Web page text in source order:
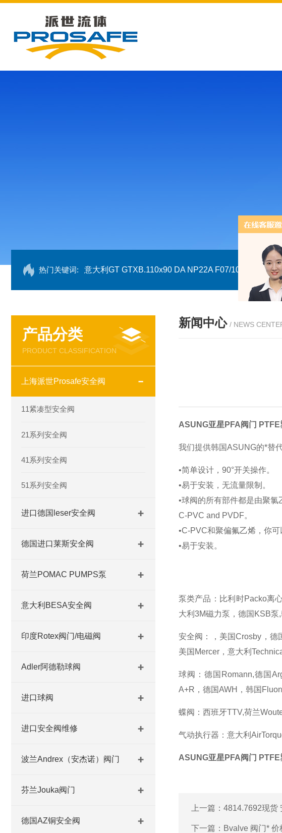
热门关键词: 意大利GT GTXB.110x90 DA NP22A F07/10
产品分类
PRODUCT CLASSIFICATION
上海派世Prosafe安全阀
11紧凑型安全阀
21系列安全阀
41系列安全阀
51系列安全阀
进口德国leser安全阀
德国进口莱斯安全阀
荷兰POMAC PUMPS泵
意大利BESA安全阀
印度Rotex阀门/电磁阀
Adler阿德勒球阀
进口球阀
进口安全阀维修
波兰Andrex（安杰诺）阀门
芬兰Jouka阀门
德国AZ铜安全阀
新闻中心 / NEWS
ASUNG亚星PFA阀门
我们提供韩国ASUNG的*替
•简单设计，90°开关操作。
•易于安装，无流量限制。
•球阀的所有部件都是由聚
C-PVC and PVDF。
•C-PVC和聚偏氟乙烯，你
•易于安装。
泵类产品：比利时Packo离
大利3M磁力泵，德国KSB
安全阀：，美国Crosby，德
美国Mercer，意大利
球阀：德国Romann,德国
A+R，德国AWH，韩国
蝶阀：西班牙TTV,荷兰
气动执行器：意大利
ASUNG亚星PFA阀门
上一篇： 4814.7692现货
下一篇： Bvalve 阀门*